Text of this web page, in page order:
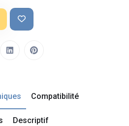
Compatibilité
Descriptif